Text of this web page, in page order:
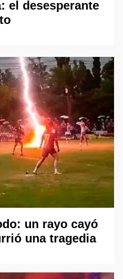
el desesperante
un rayo cayó
una tragedia